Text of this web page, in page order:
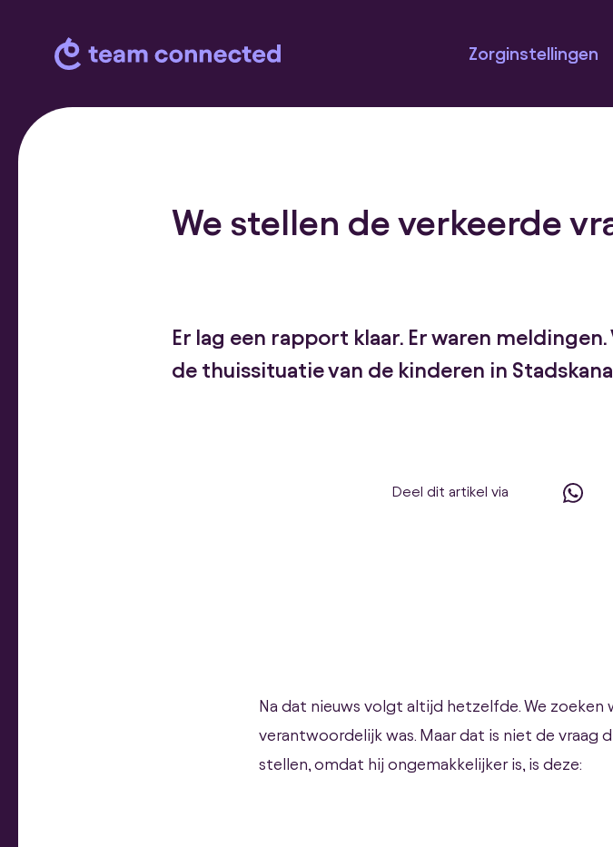
Zorginstellingen
We stellen de verkeerde
Er lag een rapport klaar. Er waren
de thuissituatie van de kinderen in
Deel dit artikel via
Na dat nieuws volgt altijd hetzelfde. We zoeken
verantwoordelijk was. Maar dat is niet de vraag
stellen, omdat hij ongemakkelijker is, is deze: